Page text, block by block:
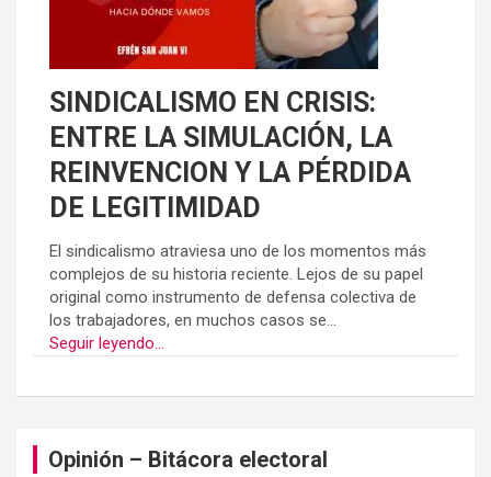
SINDICALISMO EN CRISIS:
ENTRE LA SIMULACIÓN, LA
REINVENCION Y LA PÉRDIDA
DE LEGITIMIDAD
El sindicalismo atraviesa uno de los momentos más
complejos de su historia reciente. Lejos de su papel
original como instrumento de defensa colectiva de
los trabajadores, en muchos casos se...
Seguir leyendo...
Opinión – Bitácora electoral